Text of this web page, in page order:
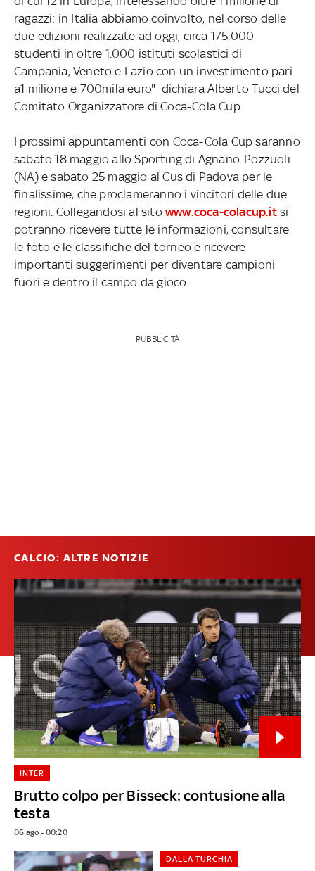
ragazzi: in Italia abbiamo coinvolto, nel corso delle
due edizioni realizzate ad oggi, circa 175.000
studenti in oltre 1.000 istituti scolastici di
Campania, Veneto e Lazio con un investimento pari
a1 milione e 700mila euro" dichiara Alberto Tucci del
Comitato Organizzatore di Coca-Cola Cup.
I prossimi appuntamenti con Coca-Cola Cup saranno
sabato 18 maggio allo Sporting di Agnano-Pozzuoli
(NA) e sabato 25 maggio al Cus di Padova per le
finalissime, che proclameranno i vincitori delle due
regioni. Collegandosi al sito www.coca-colacup.itsi
potranno ricevere tutte le informazioni, consultare
le foto e le classifiche del torneo e ricevere
importanti suggerimenti per diventare campioni
fuori e dentro il campo da gioco.
PUBBLICITÀ
CALCIO: ALTRE NOTIZIE
Brutto colpo per Bisseck: contusione alla
testa
INTER
06 ago - 00:20
DALLA TURCHIA